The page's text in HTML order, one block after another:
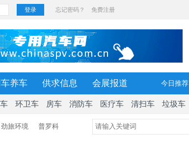
养车 供求信息 会展报道 今日推
析：公
环卫车 房车 消防车 医疗车 清扫车 垃圾车
劲旅环境 普罗科